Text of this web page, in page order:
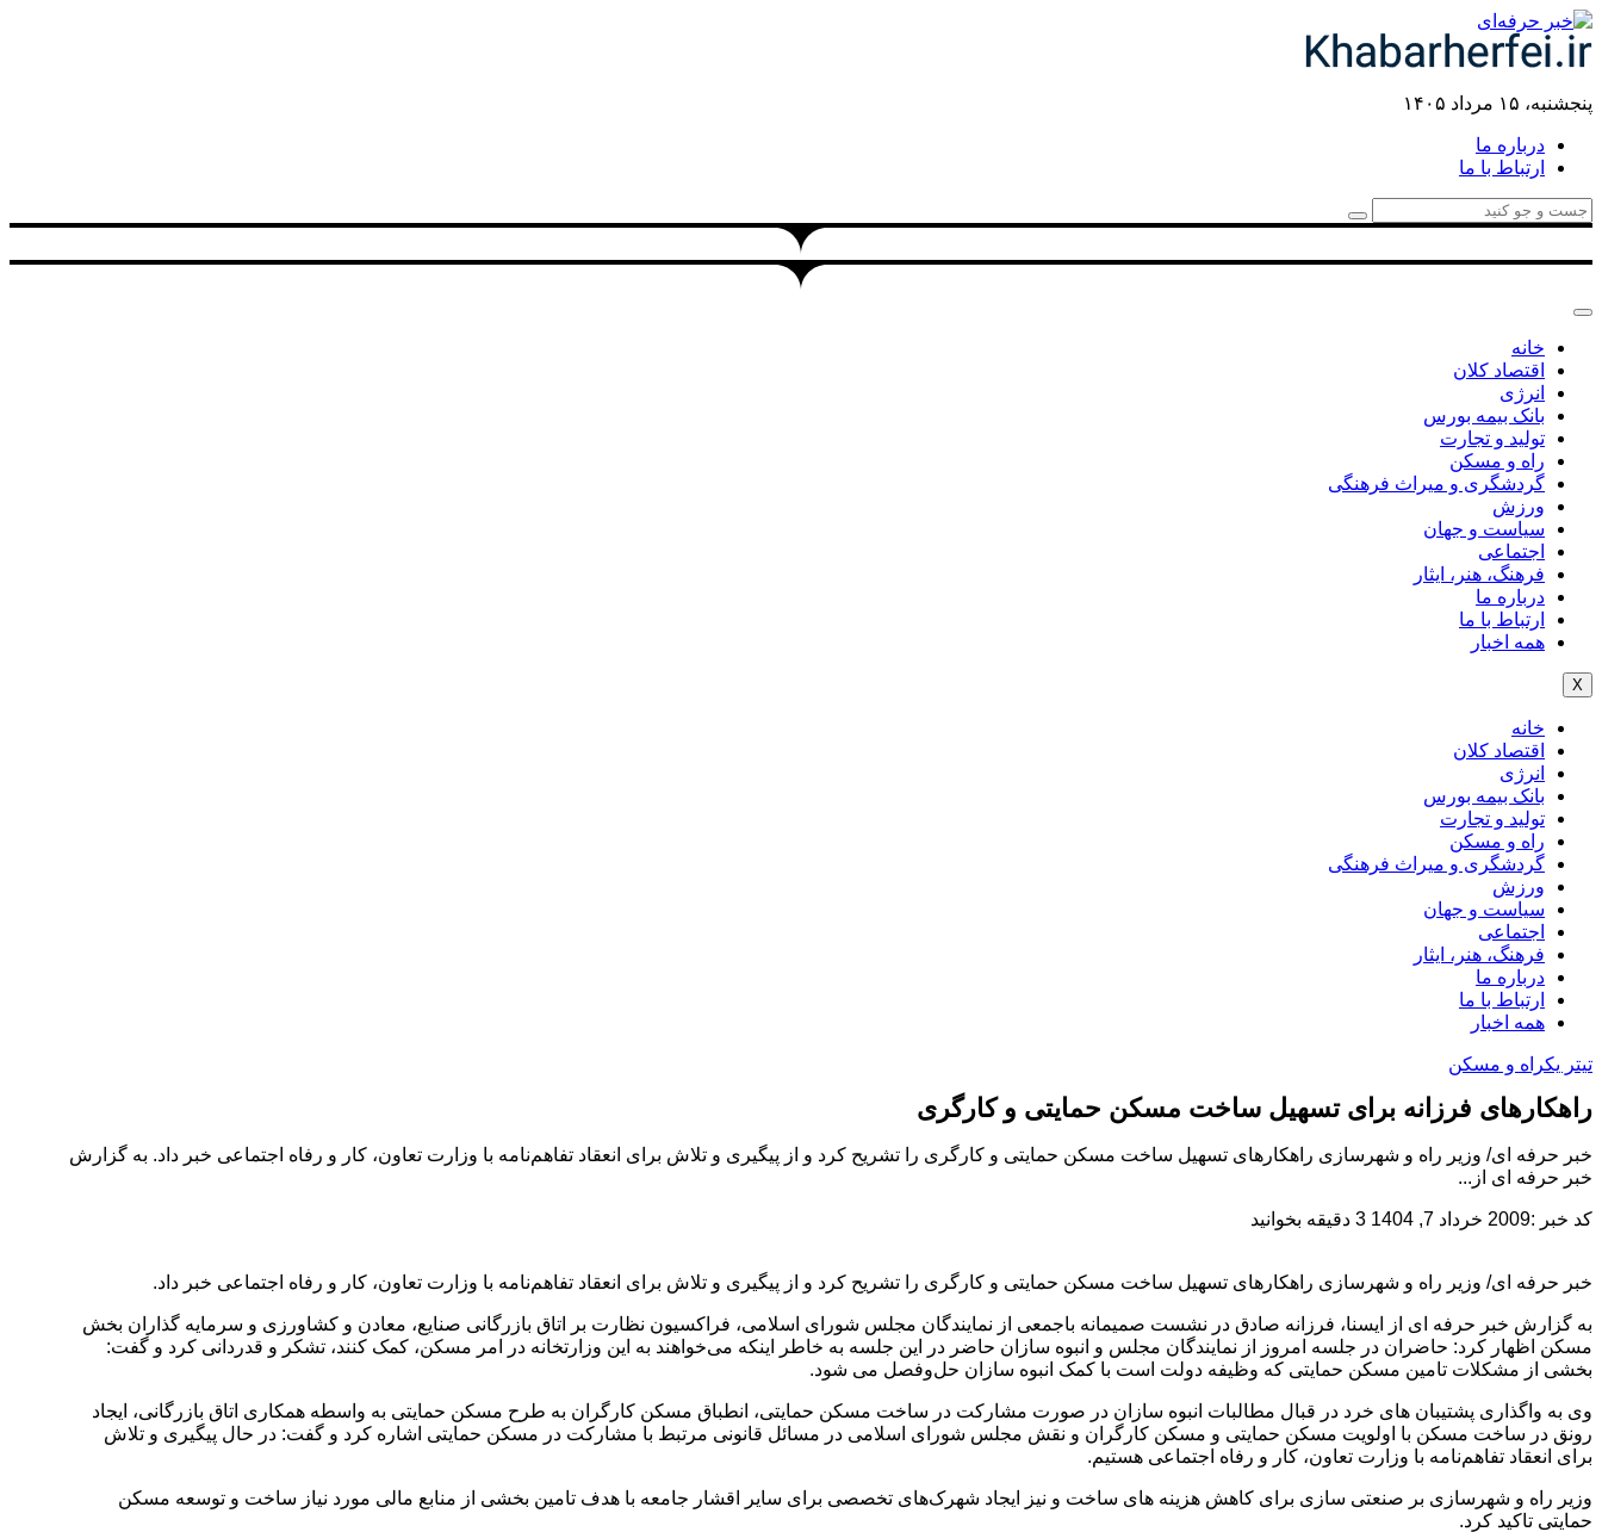
پنجشنبه، ۱۵ مرداد ۱۴۰۵
درباره ما
ارتباط با ما
خانه
اقتصاد کلان
انرژی
بانک بیمه بورس
تولید و تجارت
راه و مسکن
گردشگری و میراث فرهنگی
ورزش
سیاست و جهان
اجتماعی
فرهنگ، هنر، ایثار
درباره ما
ارتباط با ما
همه اخبار
X
خانه
اقتصاد کلان
انرژی
بانک بیمه بورس
تولید و تجارت
راه و مسکن
گردشگری و میراث فرهنگی
ورزش
سیاست و جهان
اجتماعی
فرهنگ، هنر، ایثار
درباره ما
ارتباط با ما
همه اخبار
تیتر یکراه و مسکن
راهکارهای فرزانه برای تسهیل ساخت مسکن حمایتی و کارگری
خبر حرفه ای/ وزیر راه و شهرسازی راهکارهای تسهیل ساخت مسکن حمایتی و کارگری را تشریح کرد و از پیگیری و تلاش برای انعقاد تفاهم‌نامه با وزارت تعاون، کار و رفاه اجتماعی خبر داد. به گزارش
خبر حرفه ای از...
کد خبر :2009 خرداد 7, 1404 3 دقیقه بخوانید
خبر حرفه ای/ وزیر راه و شهرسازی راهکارهای تسهیل ساخت مسکن حمایتی و کارگری را تشریح کرد و از پیگیری و تلاش برای انعقاد تفاهم‌نامه با وزارت تعاون، کار و رفاه اجتماعی خبر داد.
به گزارش خبر حرفه ای از ایسنا، فرزانه صادق در نشست صمیمانه باجمعی از نمایندگان مجلس شورای اسلامی، فراکسیون نظارت بر اتاق بازرگانی صنایع، معادن و کشاورزی و سرمایه گذاران بخش
مسکن اظهار کرد: حاضران در جلسه امروز از نمایندگان مجلس و انبوه سازان حاضر در این جلسه به خاطر اینکه می‌خواهند به این وزارتخانه در امر مسکن، کمک کنند، تشکر و قدردانی کرد و گفت:
بخشی از مشکلات تامین مسکن حمایتی که وظیفه دولت است با کمک انبوه سازان حل‌وفصل می شود.
وی به واگذاری پشتیبان های خرد در قبال مطالبات انبوه سازان در صورت مشارکت در ساخت مسکن حمایتی، انطباق مسکن کارگران به طرح مسکن حمایتی به واسطه همکاری اتاق بازرگانی، ایجاد
رونق در ساخت مسکن با اولویت مسکن‌ حمایتی و مسکن کارگران و نقش مجلس شورای اسلامی در مسائل قانونی مرتبط با مشارکت در مسکن حمایتی اشاره کرد و گفت: در حال پیگیری و تلاش
برای انعقاد تفاهم‌نامه با وزارت تعاون، کار و رفاه اجتماعی هستیم.
وزیر راه و شهرسازی بر صنعتی سازی برای کاهش هزینه های ساخت و نیز ایجاد شهرک‌های تخصصی برای سایر اقشار جامعه با هدف تامین بخشی از منابع مالی مورد نیاز ساخت و توسعه مسکن
حمایتی تاکید کرد.